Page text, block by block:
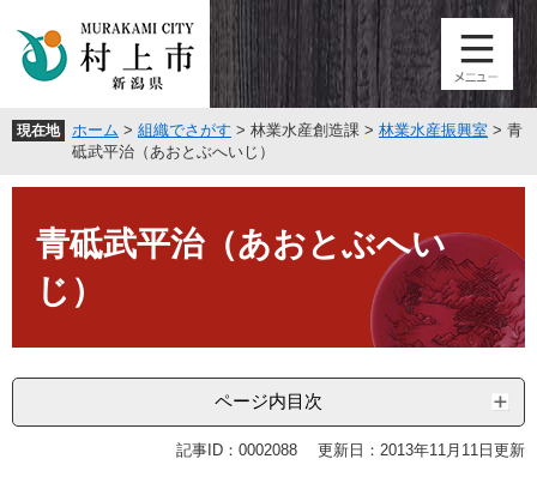
頭
す
飛
し
現在地 ホーム > 組織でさがす > 林業水産創造課 > 林業水産振興室 > 青
砥武平治（あおとぶへいじ）
青砥武平治（あおとぶへい
じ）
ページ内目次
記事ID：0002088 更新日：2013年11月11日更新